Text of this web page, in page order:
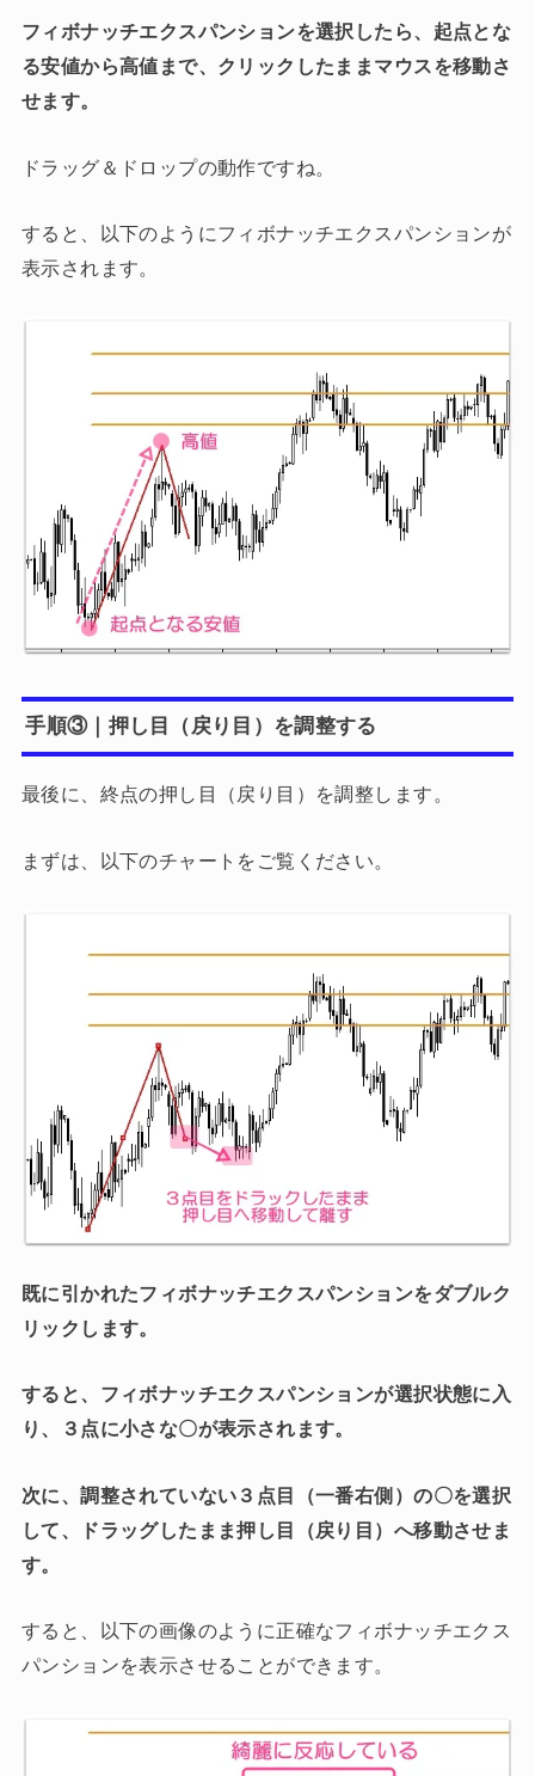
フィボナッチエクスパンションを選択したら、起点とな
る安値から高値まで、クリックしたままマウスを移動さ
せます。
ドラッグ＆ドロップの動作ですね。
すると、以下のようにフィボナッチエクスパンションが
表示されます。
手順③｜押し目（戻り目）を調整する
最後に、終点の押し目（戻り目）を調整します。
まずは、以下のチャートをご覧ください。
既に引かれたフィボナッチエクスパンションをダブルク
リックします。
すると、フィボナッチエクスパンションが選択状態に入
り、３点に小さな〇が表示されます。
次に、調整されていない３点目（一番右側）の〇を選択
して、ドラッグしたまま押し目（戻り目）へ移動させま
す。
すると、以下の画像のように正確なフィボナッチエクス
パンションを表示させることができます。